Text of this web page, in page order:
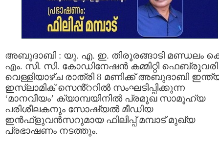
അബുദാബി : യു. എ. ഇ. തിരൂരങ്ങാടി മണ്ഡലം
എം. സി. സി. കോഡിനേഷൻ കമ്മിറ്റി ഫെബ്രുവരി
വെള്ളിയാഴ്ച രാത്രി 8 മണിക്ക് അബുദാബി
ഇസ്ലാമിക് സെൻ്ററിൽ സംഘടിപ്പിക്കുന്ന
‘മാനവീയം’ ക്യാമ്പയിനിൽ പ്രമുഖ സാമൂഹ്യ
പരിശീലകനും സോഷ്യല്‍ മീഡിയ
ഇന്‍ഫ്‌ളുവന്‍സറുമായ ഫിലിപ്പ് മമ്പാട് മുഖ്യ
പ്രഭാഷണം നടത്തും.